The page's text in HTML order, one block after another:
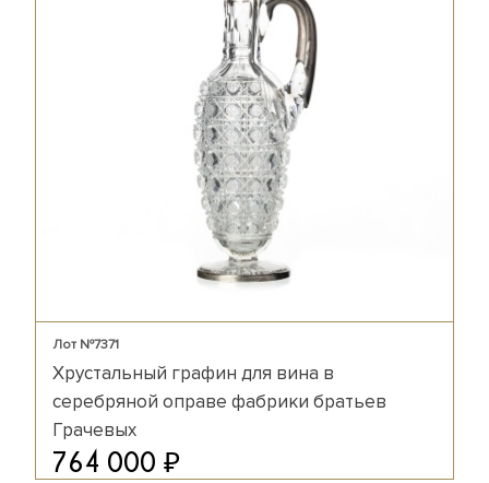
Лот №7371
Хрустальный графин для вина в
серебряной оправе фабрики братьев
Грачевых
764 000 ₽